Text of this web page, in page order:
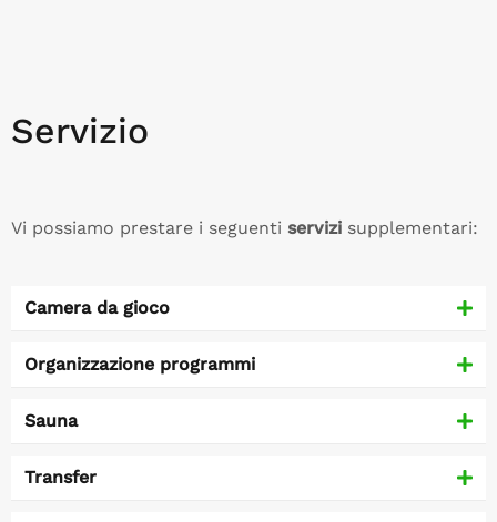
Servizio
Vi possiamo prestare i seguenti servizi supplementari:
Camera da gioco
Organizzazione programmi
Sauna
Transfer